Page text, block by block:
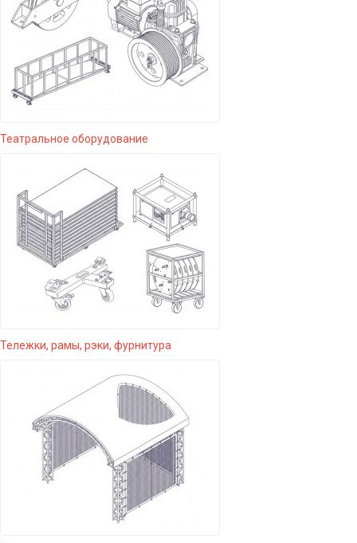
Театральное оборудование
Тележки, рамы, рэки, фурнитура